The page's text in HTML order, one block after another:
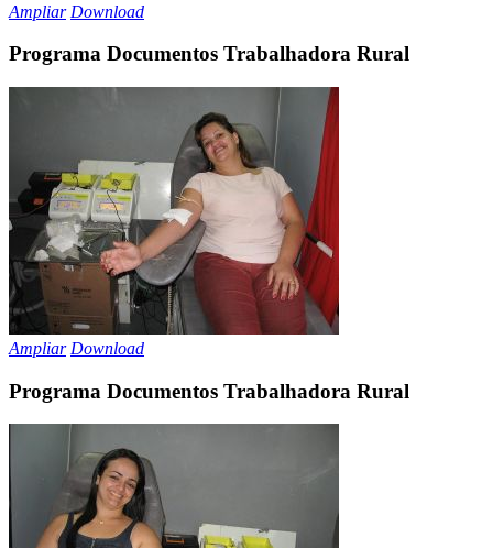
Ampliar Download
Programa Documentos Trabalhadora Rural
Ampliar Download
Programa Documentos Trabalhadora Rural